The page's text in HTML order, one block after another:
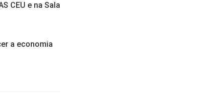
CEU e na Sala
a economia